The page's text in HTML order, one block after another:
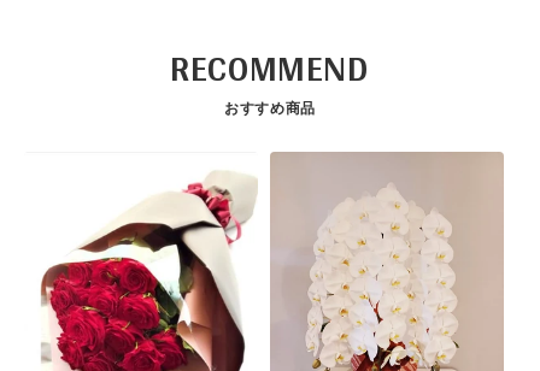
RECOMMEND
おすすめ商品